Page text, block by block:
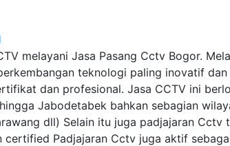
melayani Jasa Pasang Cctv Bogor.
teknologi paling inovatif
dan profesional. Jasa CCTV ini
Jabodetabek bahkan sebagian
dll) Selain itu juga padjajaran
certified Padjajaran Cctv juga aktif